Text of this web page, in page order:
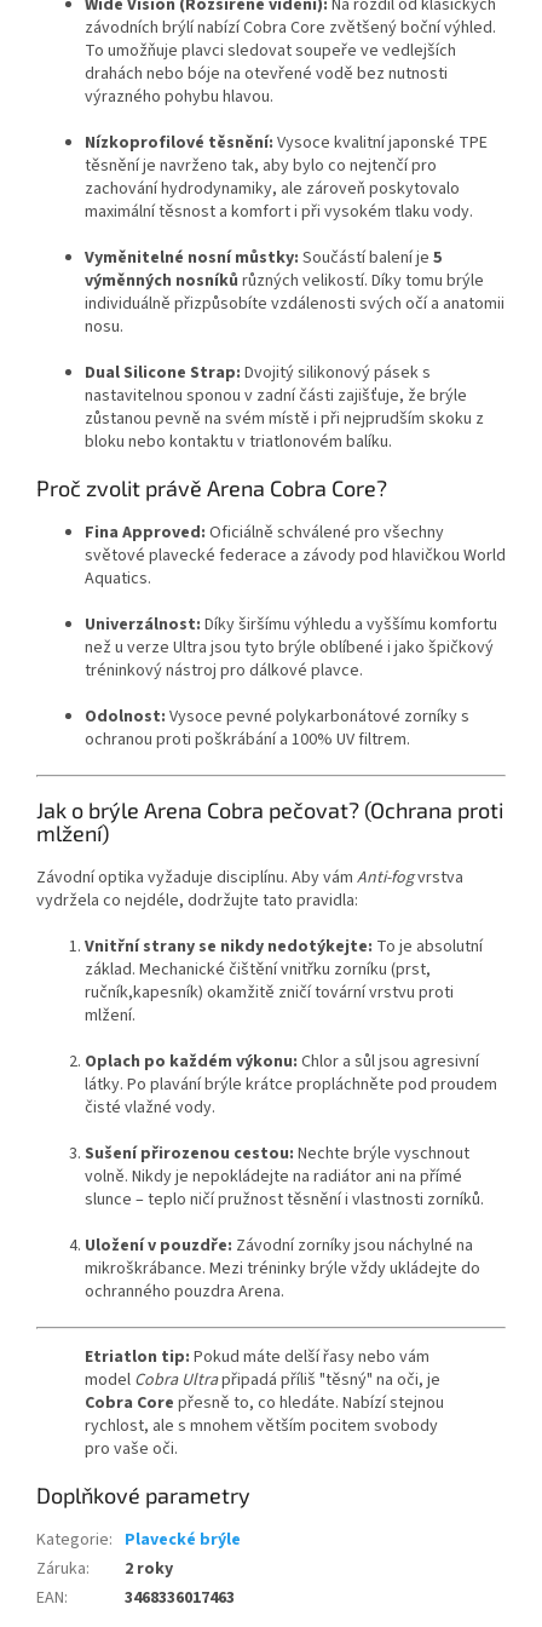
závodních brýlí nabízí Cobra Core zvětšený boční výhled.
To umožňuje plavci sledovat soupeře ve vedlejších
drahách nebo bóje na otevřené vodě bez nutnosti
výrazného pohybu hlavou.
Nízkoprofilové těsnění: Vysoce kvalitní japonské TPE
těsnění je navrženo tak, aby bylo co nejtenčí pro
zachování hydrodynamiky, ale zároveň poskytovalo
maximální těsnost a komfort i při vysokém tlaku vody.
Vyměnitelné nosní můstky: Součástí balení je 5
výměnných nosníků různých velikostí. Díky tomu brýle
individuálně přizpůsobíte vzdálenosti svých očí a anatomii
nosu.
Dual Silicone Strap: Dvojitý silikonový pásek s
nastavitelnou sponou v zadní části zajišťuje, že brýle
zůstanou pevně na svém místě i při nejprudším skoku z
bloku nebo kontaktu v triatlonovém balíku.
Proč zvolit právě Arena Cobra Core?
Fina Approved: Oficiálně schválené pro všechny
světové plavecké federace a závody pod hlavičkou World
Aquatics.
Univerzálnost: Díky širšímu výhledu a vyššímu komfortu
než u verze Ultra jsou tyto brýle oblíbené i jako špičkový
tréninkový nástroj pro dálkové plavce.
Odolnost: Vysoce pevné polykarbonátové zorníky s
ochranou proti poškrábání a 100% UV filtrem.
Jak o brýle Arena Cobra pečovat? (Ochrana proti
mlžení)
Závodní optika vyžaduje disciplínu. Aby vám Anti-fogvrstva
vydržela co nejdéle, dodržujte tato pravidla:
Vnitřní strany se nikdy nedotýkejte: To je absolutní
základ. Mechanické čištění vnitřku zorníku (prst,
ručník,kapesník) okamžitě zničí tovární vrstvu proti
mlžení.
Oplach po každém výkonu: Chlor a sůl jsou agresivní
látky. Po plavání brýle krátce propláchněte pod proudem
čisté vlažné vody.
Sušení přirozenou cestou: Nechte brýle vyschnout
volně. Nikdy je nepokládejte na radiátor ani na přímé
slunce – teplo ničí pružnost těsnění i vlastnosti zorníků.
Uložení v pouzdře: Závodní zorníky jsou náchylné na
mikroškrábance. Mezi tréninky brýle vždy ukládejte do
ochranného pouzdra Arena.
Etriatlon tip: Pokud máte delší řasy nebo vám
model Cobra Ultrapřipadá příliš "těsný" na oči, je
Cobra Core přesně to, co hledáte. Nabízí stejnou
rychlost, ale s mnohem větším pocitem svobody
pro vaše oči.
Doplňkové parametry
Kategorie: Plavecké brýle
Záruka:
2 roky
EAN: 3468336017463
Send
Powered by chaterimo